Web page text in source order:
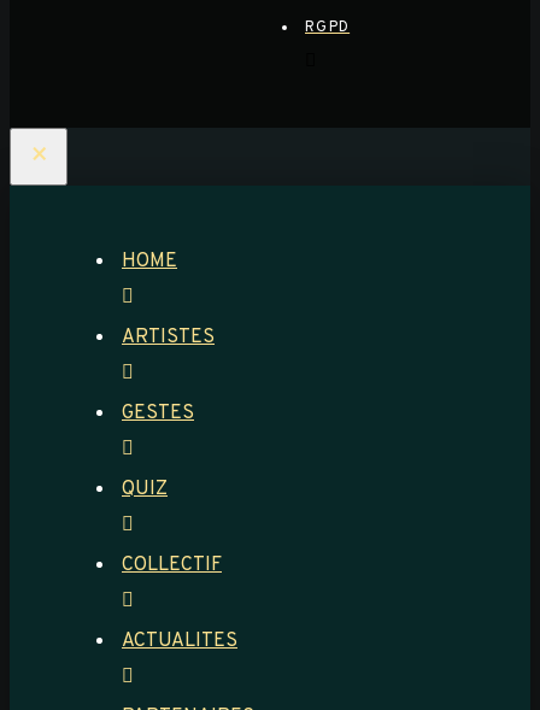
RGPD
×
HOME
ARTISTES
GESTES
QUIZ
COLLECTIF
ACTUALITES